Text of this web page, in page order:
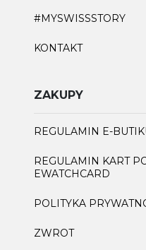
#MYSWISSSTORY
KONTAKT
ZAKUPY
REGULAMIN E-
REGULAMIN KART
EWATCHCARD
POLITYKA
ZWROT